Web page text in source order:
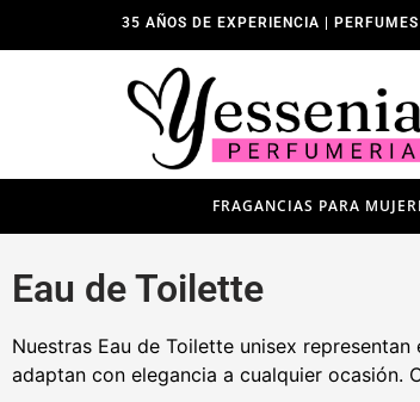
35 AÑOS DE EXPERIENCIA |
FRAGANCIAS PARA
Eau de Toilette
Nuestras Eau de Toilette unisex
adaptan con elegancia a cualquier ocasión.